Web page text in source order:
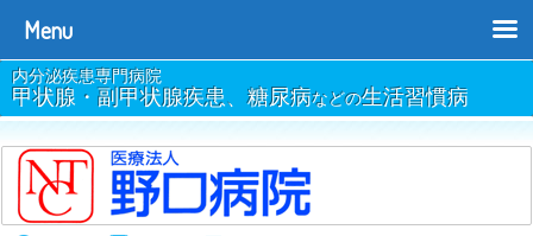
内分泌疾患専門病院
甲状腺・副甲状腺疾患、糖尿病などの生活習慣病
Menu